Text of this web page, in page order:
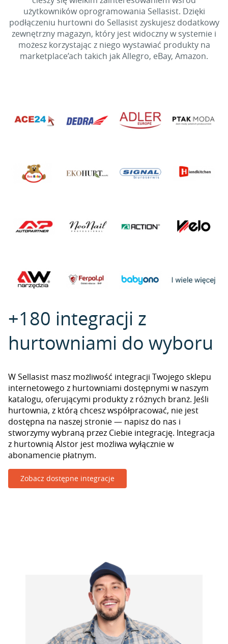
użytkowników oprogramowania Sellasist. Dzięki
podłączeniu hurtowni do Sellasist zyskujesz dodatkowy
zewnętrzny magazyn, który jest widoczny w systemie i
możesz korzystając z niego wystawiać produkty na
marketplace’ach takich jak Allegro, eBay, Amazon.
+180 integracji z
hurtowniami do wyboru
W Sellasist masz możliwość integracji Twojego sklepu
internetowego z hurtowniami dostępnymi w naszym
katalogu, oferującymi produkty z różnych branż. Jeśli
hurtownia, z którą chcesz współpracować, nie jest
dostępna na naszej stronie — napisz do nas i
stworzymy wybraną przez Ciebie integrację. Integracja
z hurtownią Alstor jest możliwa wyłącznie w
abonamencie płatnym.
Zobacz dostępne integracje